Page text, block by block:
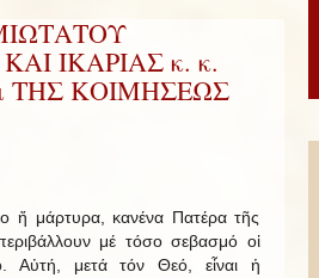
ΙΚΑΡΙΑΣ κ. κ.
ΤΗΣ ΚΟΙΜΗΣΕΩΣ
ἤ μάρτυρα, κανένα Πατέρα τῆς
μέ τόσο σεβασμό οἱ
Αὐτή, μετά τόν Θεό, εἶναι ἡ